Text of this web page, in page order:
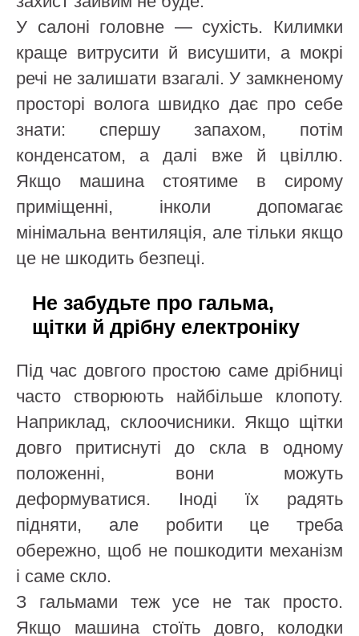
У салоні головне — сухість. Килимки
краще витрусити й висушити, а мокрі
речі не залишати взагалі. У замкненому
просторі волога швидко дає про себе
знати: спершу запахом, потім
конденсатом, а далі вже й цвіллю.
Якщо машина стоятиме в сирому
приміщенні, інколи допомагає
мінімальна вентиляція, але тільки якщо
це не шкодить безпеці.
Не забудьте про гальма,
щітки й дрібну електроніку
Під час довгого простою саме дрібниці
часто створюють найбільше клопоту.
Наприклад, склоочисники. Якщо щітки
довго притиснуті до скла в одному
положенні, вони можуть
деформуватися. Іноді їх радять
підняти, але робити це треба
обережно, щоб не пошкодити механізм
і саме скло.
З гальмами теж усе не так просто.
Якщо машина стоїть довго, колодки